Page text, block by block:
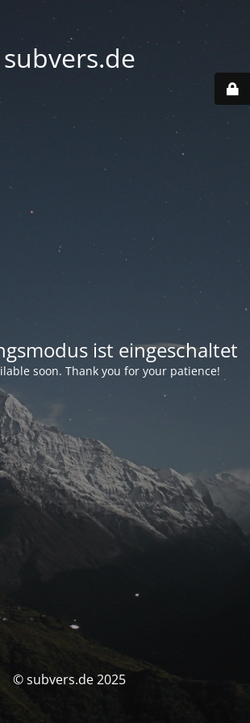
subvers.de
ist eingeschaltet
soon. Thank you for your patience!
© subvers.de 2025